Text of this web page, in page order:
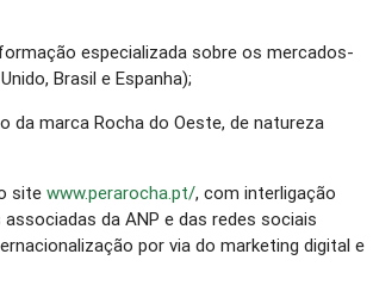
especializada sobre os mercados-
Brasil e Espanha);
da marca Rocha do Oeste, de natureza
sitewww.perarocha.pt/, com interligação
da ANP e das redes sociais
por via do marketing digital e